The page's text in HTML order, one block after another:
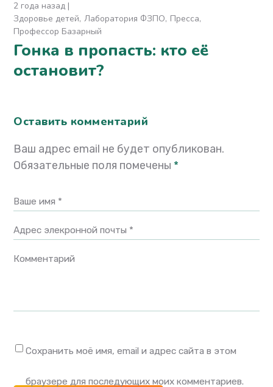
2 года назад
Здоровье детей Лаборатория ФЗПО Пресса
Профессор Базарный
Гонка в пропасть: кто её
остановит?
Оставить комментарий
Ваш адрес email не будет опубликован.
Обязательные поля помечены *
Ваше имя *
Адрес элекронной почты *
Комментарий
Сохранить моё имя, email и адрес сайта в этом
браузере для последующих моих комментариев.